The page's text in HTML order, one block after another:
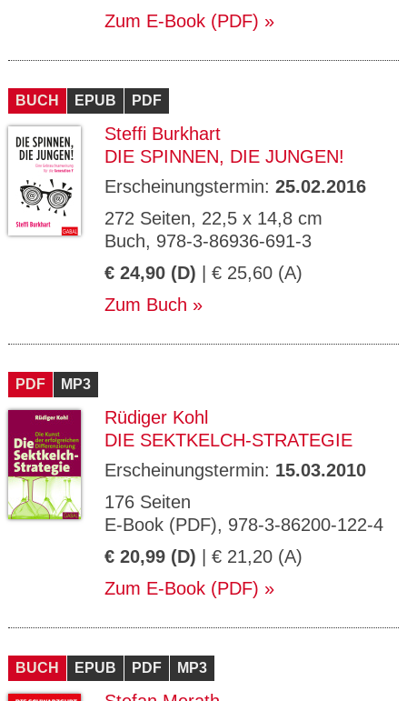
Zum E-Book (PDF)
BUCH EPUB PDF
Steffi Burkhart
DIE SPINNEN, DIE JUNGEN!
Erscheinungstermin: 25.02.2016
272 Seiten, 22,5 x 14,8 cm
Buch, 978-3-86936-691-3
€ 24,90 (D) | € 25,60 (A)
Zum Buch
PDF MP3
Rüdiger Kohl
DIE SEKTKELCH-STRATEGIE
Erscheinungstermin: 15.03.2010
176 Seiten
E-Book (PDF), 978-3-86200-122-4
€ 20,99 (D) | € 21,20 (A)
Zum E-Book (PDF)
BUCH EPUB PDF MP3